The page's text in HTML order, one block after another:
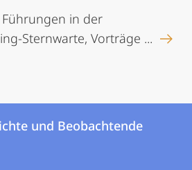
in der
Sternwarte, Vorträge ...
und Beobachtende